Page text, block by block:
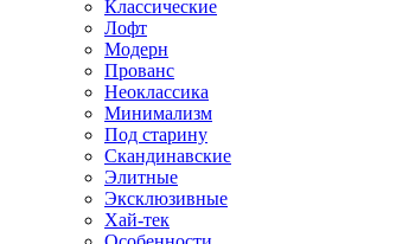
Классические
Лофт
Модерн
Прованс
Неоклассика
Минимализм
Под старину
Скандинавские
Элитные
Эксклюзивные
Хай-тек